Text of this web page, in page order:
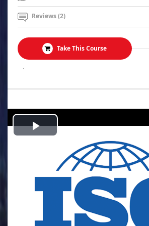
Reviews (2)
Take This Course
.
Play
Video